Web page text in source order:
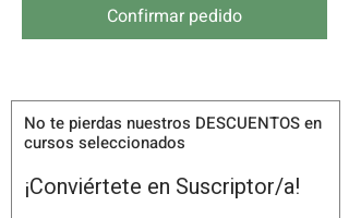
Confirmar pedido
No te pierdas nuestros DESCUENTOS en
cursos seleccionados
¡Conviértete en Suscriptor/a!